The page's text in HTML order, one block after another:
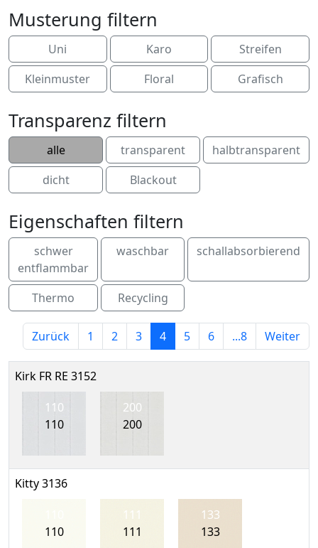
Musterung filtern
Uni Karo
Streifen
Kleinmuster
Floral Grafisch
Transparenz filtern
alle transparent
halbtransparent
dicht
Blackout
Eigenschaften filtern
schwer
entflammbar
waschbar schallabsorbierend
Thermo Recycling
Zurück 1 2 3 4 5 6 ...8 Weiter
Kirk FR RE 3152
110
110
200
200
Kitty 3136
110
111
111
133
133